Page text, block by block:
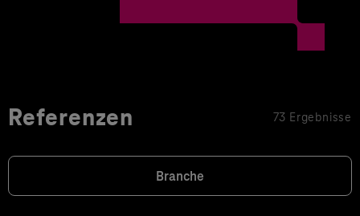
Referenzen 73 Ergebnisse
Branche